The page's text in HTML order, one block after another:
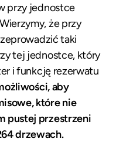
przy jednostce
że przy
taki
tej jednostce, który
i funkcję rezerwatu
aby
które nie
pustej przestrzeni
drzewach.